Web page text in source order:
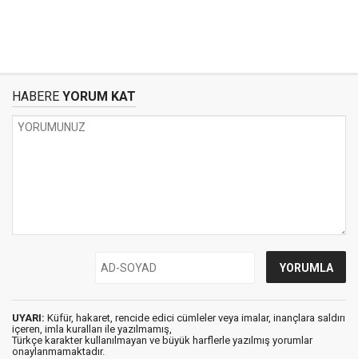
HABERE YORUM KAT
UYARI: Küfür, hakaret, rencide edici cümleler veya imalar, inançlara saldırı
içeren, imla kuralları ile yazılmamış,
Türkçe karakter kullanılmayan ve büyük harflerle yazılmış yorumlar
onaylanmamaktadır.